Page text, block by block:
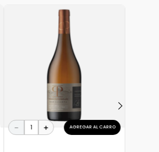
＋
－ AGREGAR AL CARRO